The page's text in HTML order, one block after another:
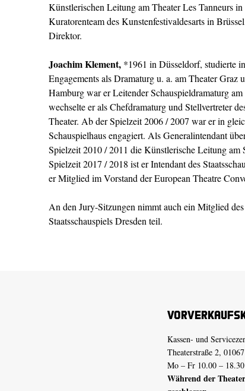
Künstlerischen Leitung am Theater Les Tanneurs
Kuratorenteam des Kunstenfestivaldesarts in
Direktor.
Joachim Klement, *1961 in Düsseldorf, studierte
Engagements als Dramaturg u. a. am Theater Graz
Hamburg war er Leitender Schauspieldramaturg
wechselte er als Chefdramaturg und Stellvertreter
Theater. Ab der Spielzeit 2006 / 2007 war er in
Schauspielhaus engagiert. Als Generalintendant
Spielzeit 2010 / 2011 die Künstlerische Leitung am
Spielzeit 2017 / 2018 ist er Intendant des
er Mitglied im Vorstand der European Theatre
An den Jury-Sitzungen nimmt auch ein Mitglied des
Staatsschauspiels Dresden teil.
Kassen- und
Theaterstraße 2,
Mo – Fr 10.00 –
Während der